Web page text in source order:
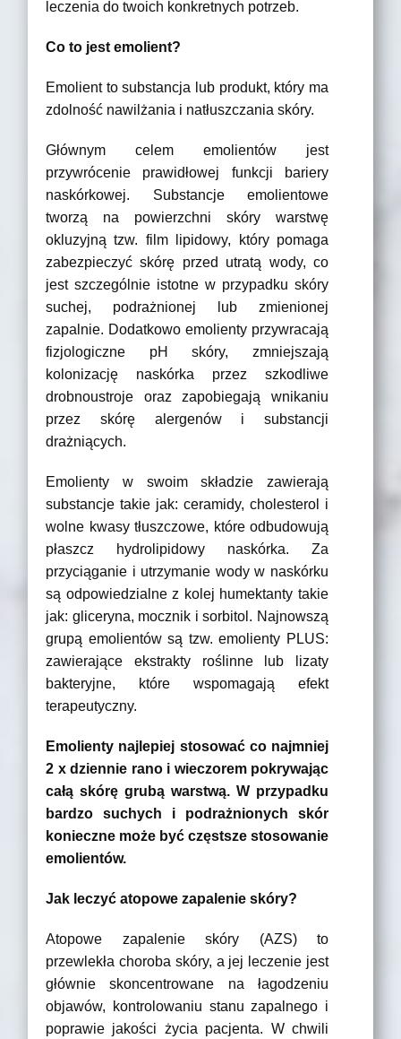
leczenia do twoich konkretnych potrzeb.
Co to jest emolient?
Emolient to substancja lub produkt, który ma
zdolność nawilżania i natłuszczania skóry.
Głównym celem emolientów jest
przywrócenie prawidłowej funkcji bariery
naskórkowej. Substancje emolientowe
tworzą na powierzchni skóry warstwę
okluzyjną tzw. film lipidowy, który pomaga
zabezpieczyć skórę przed utratą wody, co
jest szczególnie istotne w przypadku skóry
suchej, podrażnionej lub zmienionej
zapalnie. Dodatkowo emolienty przywracają
fizjologiczne pH skóry, zmniejszają
kolonizację naskórka przez szkodliwe
drobnoustroje oraz zapobiegają wnikaniu
przez skórę alergenów i substancji
drażniących.
Emolienty w swoim składzie zawierają
substancje takie jak: ceramidy, cholesterol i
wolne kwasy tłuszczowe, które odbudowują
płaszcz hydrolipidowy naskórka. Za
przyciąganie i utrzymanie wody w naskórku
są odpowiedzialne z kolej humektanty takie
jak: gliceryna, mocznik i sorbitol. Najnowszą
grupą emolientów są tzw. emolienty PLUS:
zawierające ekstrakty roślinne lub lizaty
bakteryjne, które wspomagają efekt
terapeutyczny.
Emolienty najlepiej stosować co najmniej
2 x dziennie rano i wieczorem pokrywając
całą skórę grubą warstwą. W przypadku
bardzo suchych i podrażnionych skór
konieczne może być częstsze stosowanie
emolientów.
Jak leczyć atopowe zapalenie skóry?
Atopowe zapalenie skóry (AZS) to
przewlekła choroba skóry, a jej leczenie jest
głównie skoncentrowane na łagodzeniu
objawów, kontrolowaniu stanu zapalnego i
poprawie jakości życia pacjenta. W chwili